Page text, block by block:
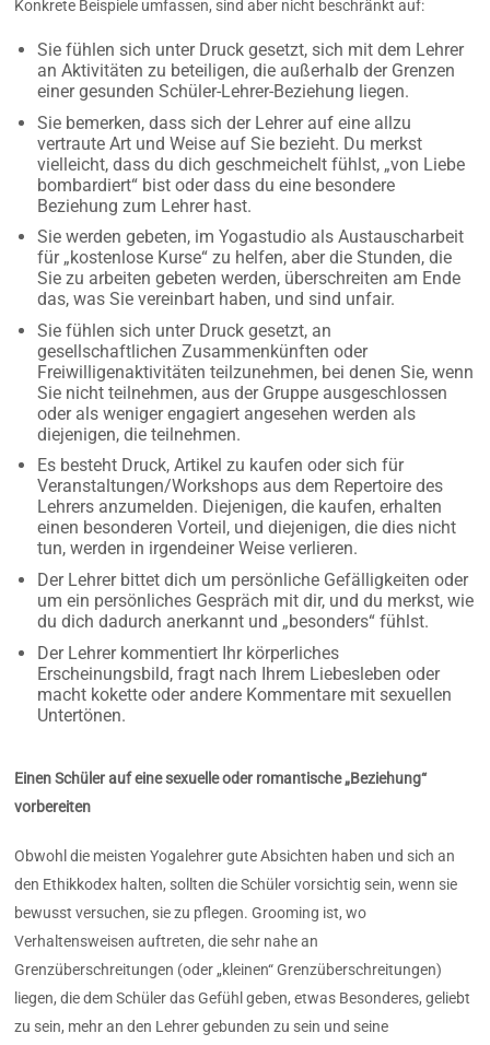
Konkrete Beispiele umfassen, sind aber nicht beschränkt auf:
Sie fühlen sich unter Druck gesetzt, sich mit dem Lehrer
an Aktivitäten zu beteiligen, die außerhalb der Grenzen
einer gesunden Schüler-Lehrer-Beziehung liegen.
Sie bemerken, dass sich der Lehrer auf eine allzu
vertraute Art und Weise auf Sie bezieht. Du merkst
vielleicht, dass du dich geschmeichelt fühlst, „von Liebe
bombardiert“ bist oder dass du eine besondere
Beziehung zum Lehrer hast.
Sie werden gebeten, im Yogastudio als Austauscharbeit
für „kostenlose Kurse“ zu helfen, aber die Stunden, die
Sie zu arbeiten gebeten werden, überschreiten am Ende
das, was Sie vereinbart haben, und sind unfair.
Sie fühlen sich unter Druck gesetzt, an
gesellschaftlichen Zusammenkünften oder
Freiwilligenaktivitäten teilzunehmen, bei denen Sie, wenn
Sie nicht teilnehmen, aus der Gruppe ausgeschlossen
oder als weniger engagiert angesehen werden als
diejenigen, die teilnehmen.
Es besteht Druck, Artikel zu kaufen oder sich für
Veranstaltungen/Workshops aus dem Repertoire des
Lehrers anzumelden. Diejenigen, die kaufen, erhalten
einen besonderen Vorteil, und diejenigen, die dies nicht
tun, werden in irgendeiner Weise verlieren.
Der Lehrer bittet dich um persönliche Gefälligkeiten oder
um ein persönliches Gespräch mit dir, und du merkst, wie
du dich dadurch anerkannt und „besonders“ fühlst.
Der Lehrer kommentiert Ihr körperliches
Erscheinungsbild, fragt nach Ihrem Liebesleben oder
macht kokette oder andere Kommentare mit sexuellen
Untertönen.
Einen Schüler auf eine sexuelle oder romantische „Beziehung“
vorbereiten
Obwohl die meisten Yogalehrer gute Absichten haben und sich an
den Ethikkodex halten, sollten die Schüler vorsichtig sein, wenn sie
bewusst versuchen, sie zu pflegen. Grooming ist, wo
Verhaltensweisen auftreten, die sehr nahe an
Grenzüberschreitungen (oder „kleinen“ Grenzüberschreitungen)
liegen, die dem Schüler das Gefühl geben, etwas Besonderes, geliebt
zu sein, mehr an den Lehrer gebunden zu sein und seine